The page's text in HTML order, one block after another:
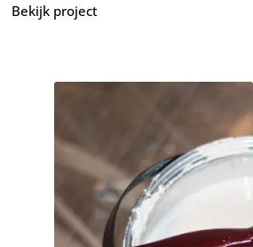
Bekijk project
Testproject